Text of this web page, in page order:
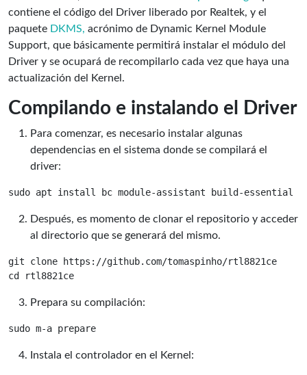
contiene el código del Driver liberado por Realtek, y el
paquete DKMS, acrónimo de Dynamic Kernel Module
Support, que básicamente permitirá instalar el módulo del
Driver y se ocupará de recompilarlo cada vez que haya una
actualización del Kernel.
Compilando e instalando el Driver
Para comenzar, es necesario instalar algunas
dependencias en el sistema donde se compilará el
driver:
Después, es momento de clonar el repositorio y acceder
al directorio que se generará del mismo.
git clone https://github.com/tomaspinho/rtl8821ce
Prepara su compilación:
Instala el controlador en el Kernel: